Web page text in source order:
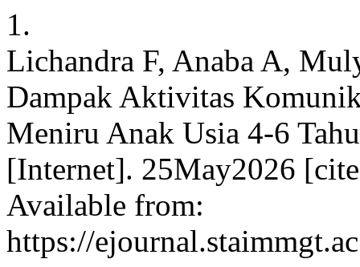
1.
Lichandra F, Anaba A,
Dampak Aktivitas
Meniru Anak Usia 4-6
[Internet]. 25May2026
Available from:
https://